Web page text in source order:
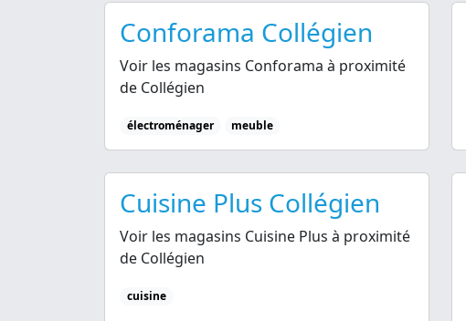
Conforama Collégien
Voir les magasins Conforama à proximité
de Collégien
électroménager meuble
Cuisine Plus Collégien
Voir les magasins Cuisine Plus à proximité
de Collégien
cuisine